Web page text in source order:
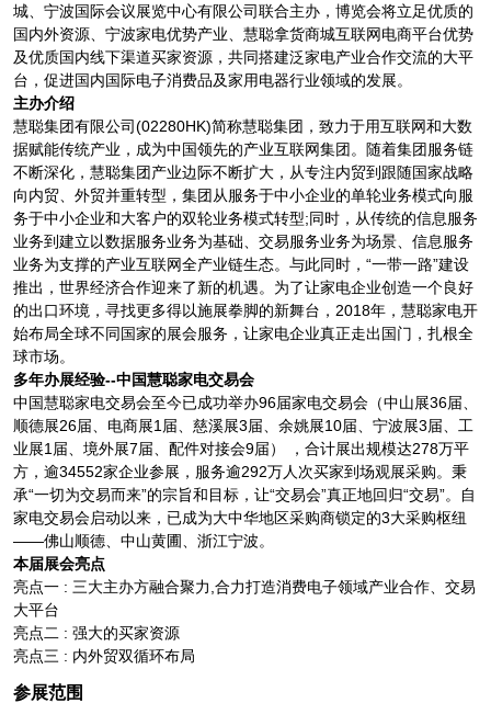
城、宁波国际会议展览中心有限公司联合主办，博览会将立足优质的
国内外资源、宁波家电优势产业、慧聪拿货商城互联网电商平台优势
及优质国内线下渠道买家资源，共同搭建泛家电产业合作交流的大平
台，促进国内国际电子消费品及家用电器行业领域的发展。
主办介绍
慧聪集团有限公司(02280HK)简称慧聪集团，致力于用互联网和大数
据赋能传统产业，成为中国领先的产业互联网集团。随着集团服务链
不断深化，慧聪集团产业边际不断扩大，从专注内贸到跟随国家战略
向内贸、外贸并重转型，集团从服务于中小企业的单轮业务模式向服
务于中小企业和大客户的双轮业务模式转型;同时，从传统的信息服务
业务到建立以数据服务业务为基础、交易服务业务为场景、信息服务
业务为支撑的产业互联网全产业链生态。与此同时，“一带一路”建设
推出，世界经济合作迎来了新的机遇。为了让家电企业创造一个良好
的出口环境，寻找更多得以施展拳脚的新舞台，2018年，慧聪家电开
始布局全球不同国家的展会服务，让家电企业真正走出国门，扎根全
球市场。
多年办展经验--中国慧聪家电交易会
中国慧聪家电交易会至今已成功举办96届家电交易会（中山展36届、
顺德展26届、电商展1届、慈溪展3届、余姚展10届、宁波展3届、工
业展1届、境外展7届、配件对接会9届） ，合计展出规模达278万平
方，逾34552家企业参展，服务逾292万人次买家到场观展采购。秉
承“一切为交易而来”的宗旨和目标，让“交易会”真正地回归“交易”。自
家电交易会启动以来，已成为大中华地区采购商锁定的3大采购枢纽
——佛山顺德、中山黄圃、浙江宁波。
本届展会亮点
亮点一 : 三大主办方融合聚力,合力打造消费电子领域产业合作、交易
大平台
亮点二 : 强大的买家资源
亮点三 : 内外贸双循环布局
参展范围